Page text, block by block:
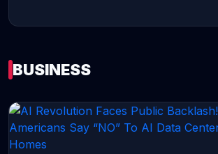
CONTINUE READING →
BUSINESS